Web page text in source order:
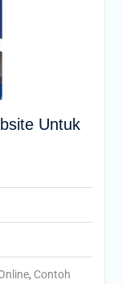
Untuk
, Contoh